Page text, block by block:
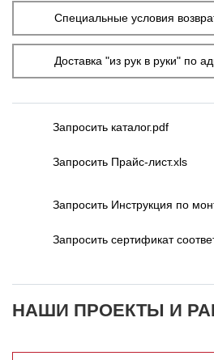
Специальные условия
Доставка "из рук в руки" по
Запросить каталог.pdf
Запросить Прайс-лист.xls
Запросить Инструкция по
Запросить сертификат
НАШИ ПРОЕКТЫ И